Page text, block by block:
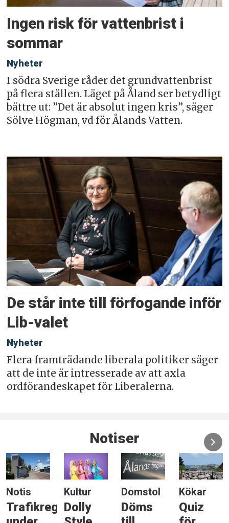
Ingen risk för vattenbrist i
sommar
Nyheter
I södra Sverige råder det grundvattenbrist
på flera ställen. Läget på Åland ser betydligt
bättre ut: ”Det är absolut ingen kris”, säger
Sölve Högman, vd för Ålands Vatten.
De står inte till förfogande inför
Lib-valet
Nyheter
Flera framträdande liberala politiker säger
att de inte är intresserade av att axla
ordförandeskapet för Liberalerna.
Notiser
Domstol
Döms
Kökar
Quiz
Saltvik
Nämnd-
Natur
Skadlig